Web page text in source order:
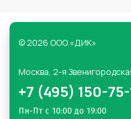
Москва, 2-я
+7 (495) 150-
Пн-Пт с 10:00 до 19:00
© 2026 ООО «ДИК»